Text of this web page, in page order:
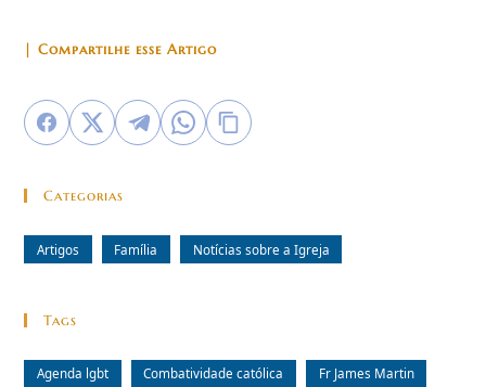
| Compartilhe esse Artigo
Categorias
Artigos Família Notícias sobre a Igreja
Tags
Agenda lgbt Combatividade católica Fr James Martin